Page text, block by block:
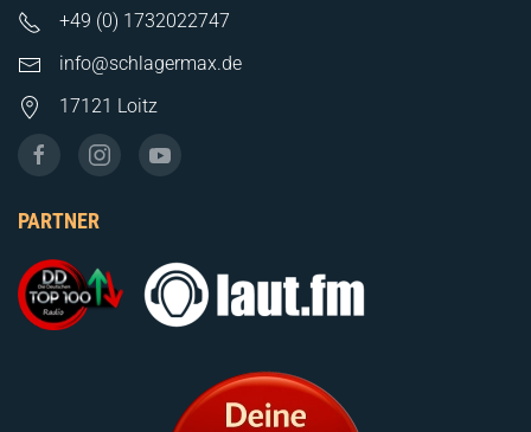
+49 (0) 1732022747
info@schlagermax.de
17121 Loitz
PARTNER